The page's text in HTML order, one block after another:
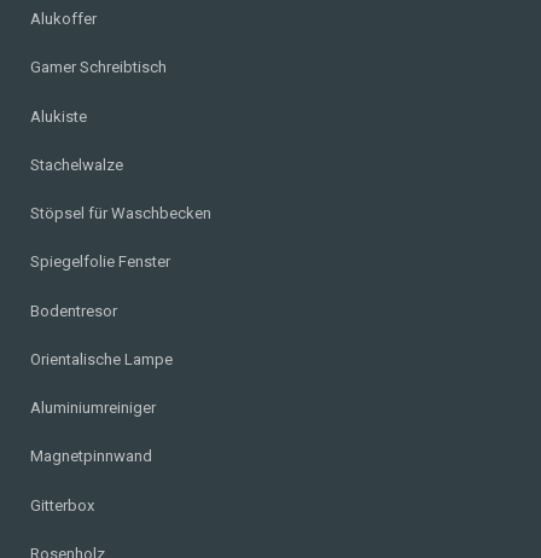
Alukoffer
Gamer Schreibtisch
Alukiste
Stachelwalze
Stöpsel für Waschbecken
Spiegelfolie Fenster
Bodentresor
Orientalische Lampe
Aluminiumreiniger
Magnetpinnwand
Gitterbox
Rosenholz